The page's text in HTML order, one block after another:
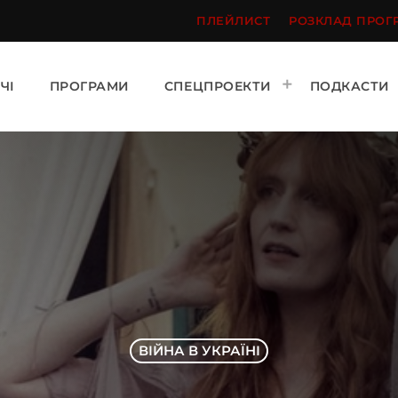
ПЛЕЙЛИСТ РОЗКЛАД
ПРОГРАМИ СПЕЦПРОЕКТИ ПОДКАСТИ
ВІЙНА В УКРАЇНІ